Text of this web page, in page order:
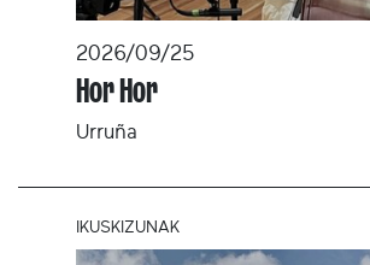
2026/09/25
Hor Hor
Urruña
IKUSKIZUNAK